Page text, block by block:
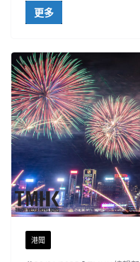
更多
港聞